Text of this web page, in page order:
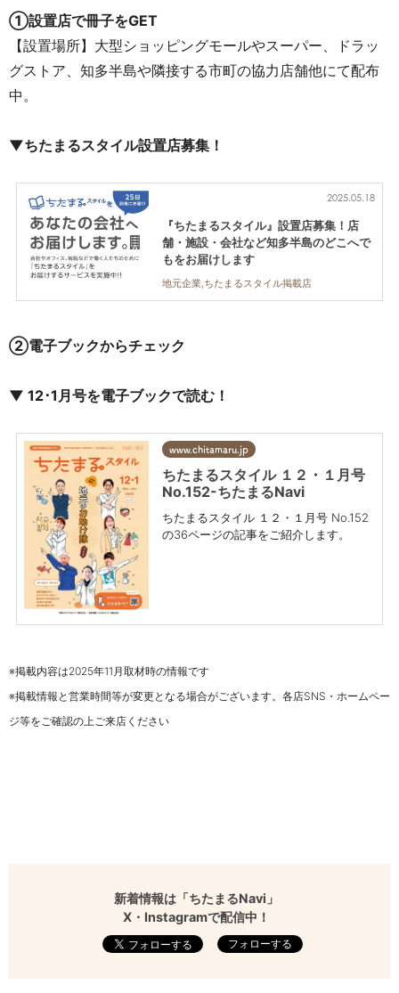
①設置店で冊子をGET
【設置場所】大型ショッピングモールやスーパー、ドラッ
グストア、知多半島や隣接する市町の協力店舗他にて配布
中。
▼ちたまるスタイル設置店募集！
2025.05.18
『ちたまるスタイル』設置店募集！店
舗・施設・会社など知多半島のどこへで
もをお届けします
地元企業,ちたまるスタイル掲載店
②電子ブックからチェック
▼ 12･1 月号を電子ブックで読む！
www.chitamaru.jp
ちたまるスタイル １２・１月号
No.152-ちたまるNavi
ちたまるスタイル １２・１月号 No.152
の36ページの記事をご紹介します。
※掲載内容は2025年11月取材時の情報です
※掲載情報と営業時間等が変更となる場合がございます。各店SNS・ホームペー
ジ等をご確認の上ご来店ください
新着情報は「ちたまるNavi」
X・Instagramで配信中！
フォローする